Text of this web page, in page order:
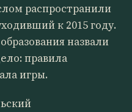
распространили
к 2015 году.
назвали
правила
игры.